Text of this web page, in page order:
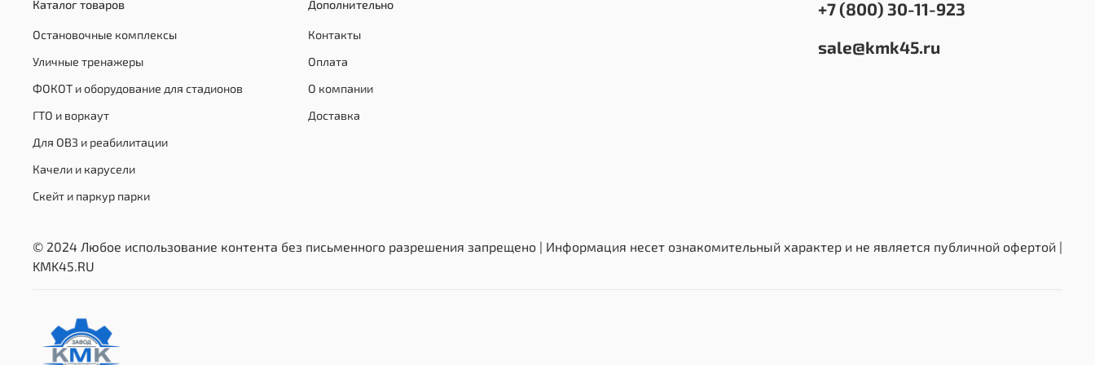
Каталог товаров
Остановочные комплексы
Уличные тренажеры
ФОКОТ и оборудование для стадионов
ГТО и воркаут
Для ОВЗ и реабилитации
Качели и карусели
Скейт и паркур парки
Дополнительно
Контакты
Оплата
О компании
Доставка
+7 (800) 30-11-923
sale@kmk45.ru
© 2024 Любое использование контента без письменного разрешения запрещено | Информация несет ознакомительный характер и не является публичной офертой |
KMK45.RU